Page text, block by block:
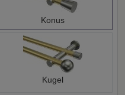
Konus
Kugel